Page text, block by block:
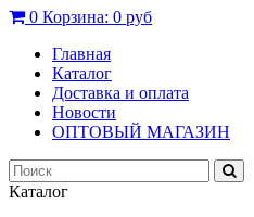
0 Корзина: 0 руб
Главная
Каталог
Доставка и оплата
Новости
ОПТОВЫЙ МАГАЗИН
Каталог